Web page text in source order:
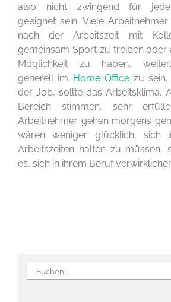
also nicht zwingend für
geeignet sein. Viele
nach der Arbeitszeit mit
gemeinsam Sport zu treiben oder
Möglichkeit zu haben,
generell im Home Officezu sein.
der Job, sollte das Arbeitsklima,
Bereich stimmen, sehr
Arbeitnehmer gehen morgens
wären weniger glücklich, sich
Arbeitszeiten halten zu müssen,
es, sich in ihrem Beruf
Suche
nach: